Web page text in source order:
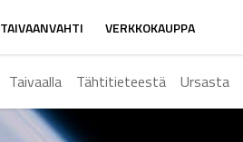
TAIVAANVAHTI VERKKOKAUPPA
Taivaalla Tähtitieteestä Ursasta